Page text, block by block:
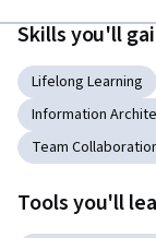
Skills you'll
Lifelong Learning
Information
Team
Tools you'll